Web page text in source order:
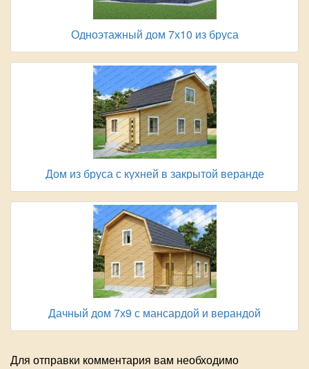
Одноэтажный дом 7х10 из бруса
Дом из бруса с кухней в закрытой веранде
Дачный дом 7х9 с мансардой и верандой
Для отправки комментария вам необходимо